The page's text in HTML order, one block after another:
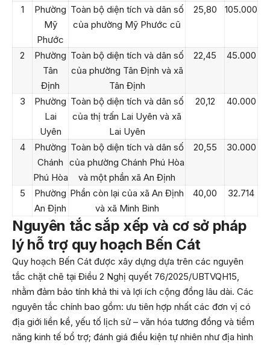
1
Phường
Mỹ
Phước
Toàn bộ diện tích và dân số
của phường Mỹ Phước cũ
25,80 105.000
2
Phường
Tân
Định
Toàn bộ diện tích và dân số
của phường Tân Định và xã
Tân Định
22,45 45.000
3
Phường
Lai
Uyên
Toàn bộ diện tích và dân số
của thị trấn Lai Uyên và xã
Lai Uyên
20,12 40.000
4
Phường
Chánh
Phú Hòa
Toàn bộ diện tích và dân số
của phường Chánh Phú Hòa
và một phần xã An Định
20,55 30.000
5
Phường
An Định
Phần còn lại của xã An Định
và xã Minh Binh
40,00 32.714
Nguyên tắc sắp xếp và cơ sở pháp
lý hỗ trợ quy hoạch Bến Cát
Quy hoạch Bến Cát được xây dựng dựa trên các nguyên
tắc chặt chẽ tại Điều 2 Nghị quyết 76/2025/UBTVQH15,
nhằm đảm bảo tính khả thi và lợi ích cộng đồng lâu dài. Các
nguyên tắc chính bao gồm: ưu tiên hợp nhất các đơn vị có
địa giới liền kề, yếu tố lịch sử – văn hóa tương đồng và tiềm
năng kinh tế bổ trợ; đánh giá điều kiện tự nhiên như địa hình